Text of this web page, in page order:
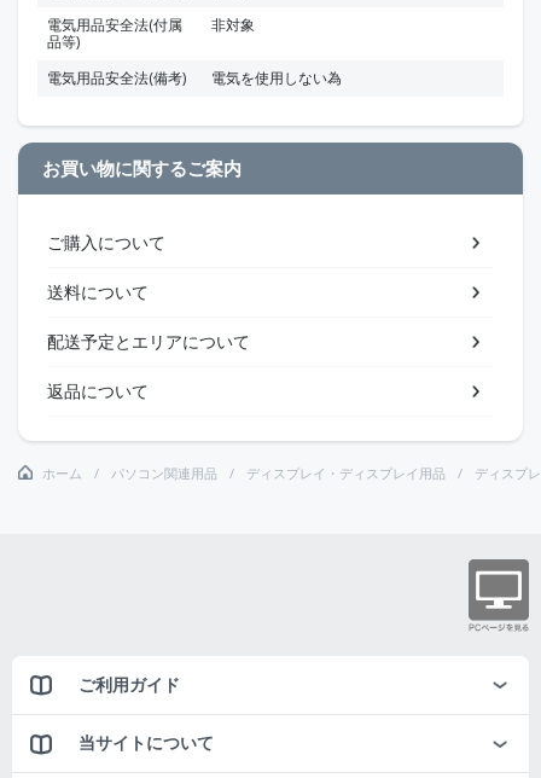
電気用品安全法(付属
品等)
非対象
電気用品安全法(備考) 電気を使用しない為
お買い物に関するご案内
ご購入について
送料について
配送予定とエリアについて
返品について
ホーム パソコン関連用品 ディスプレイ・ディスプレイ用品 ディスプ
ご利用ガイド
当サイトについて